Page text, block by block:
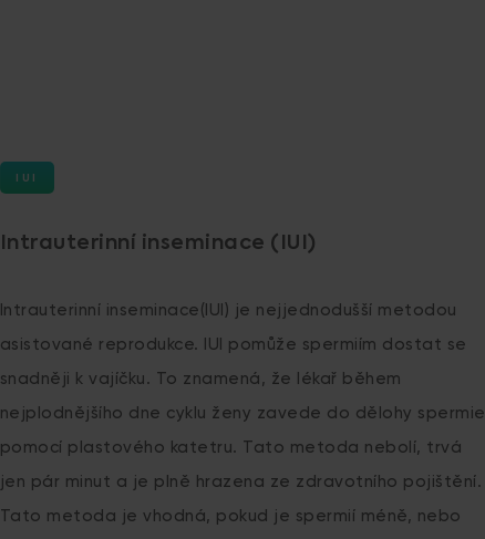
IUI
Intrauterinní inseminace (IUI)
Intrauterinní inseminace(IUI) je nejjednodušší metodou
asistované reprodukce. IUI pomůže spermiím dostat se
snadněji k vajíčku. To znamená, že lékař během
nejplodnějšího dne cyklu ženy zavede do dělohy spermie
pomocí plastového katetru. Tato metoda nebolí, trvá
jen pár minut a je plně hrazena ze zdravotního pojištění.
Tato metoda je vhodná, pokud je spermií méně, nebo